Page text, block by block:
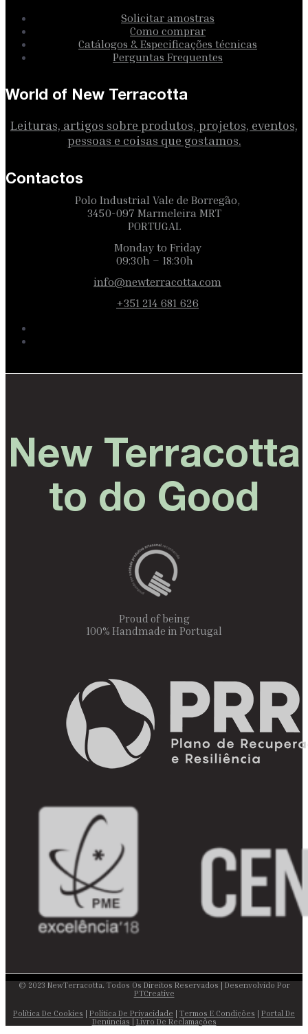
Solicitar amostras
Como comprar
Catálogos & Especificações técnicas
Perguntas Frequentes
World of New Terracotta
Leituras, artigos sobre produtos, projetos, eventos,
pessoas e coisas que gostamos.
Contactos
Polo Industrial Vale de Borregão,
3450-097 Marmeleira MRT
PORTUGAL
Monday to Friday
09:30h – 18:30h
info@newterracotta.com
+351 214 681 626
New Terracotta
to do Good
Proud of being
100% Handmade in Portugal
© 2023 NewTerracotta. Todos Os Direitos Reservados | Desenvolvido Por
PTCreative
Política De Cookies Política De Privacidade Termos E Condições
Portal De
Denúncias
Livro De Reclamações